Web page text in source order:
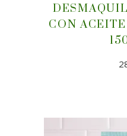
CON